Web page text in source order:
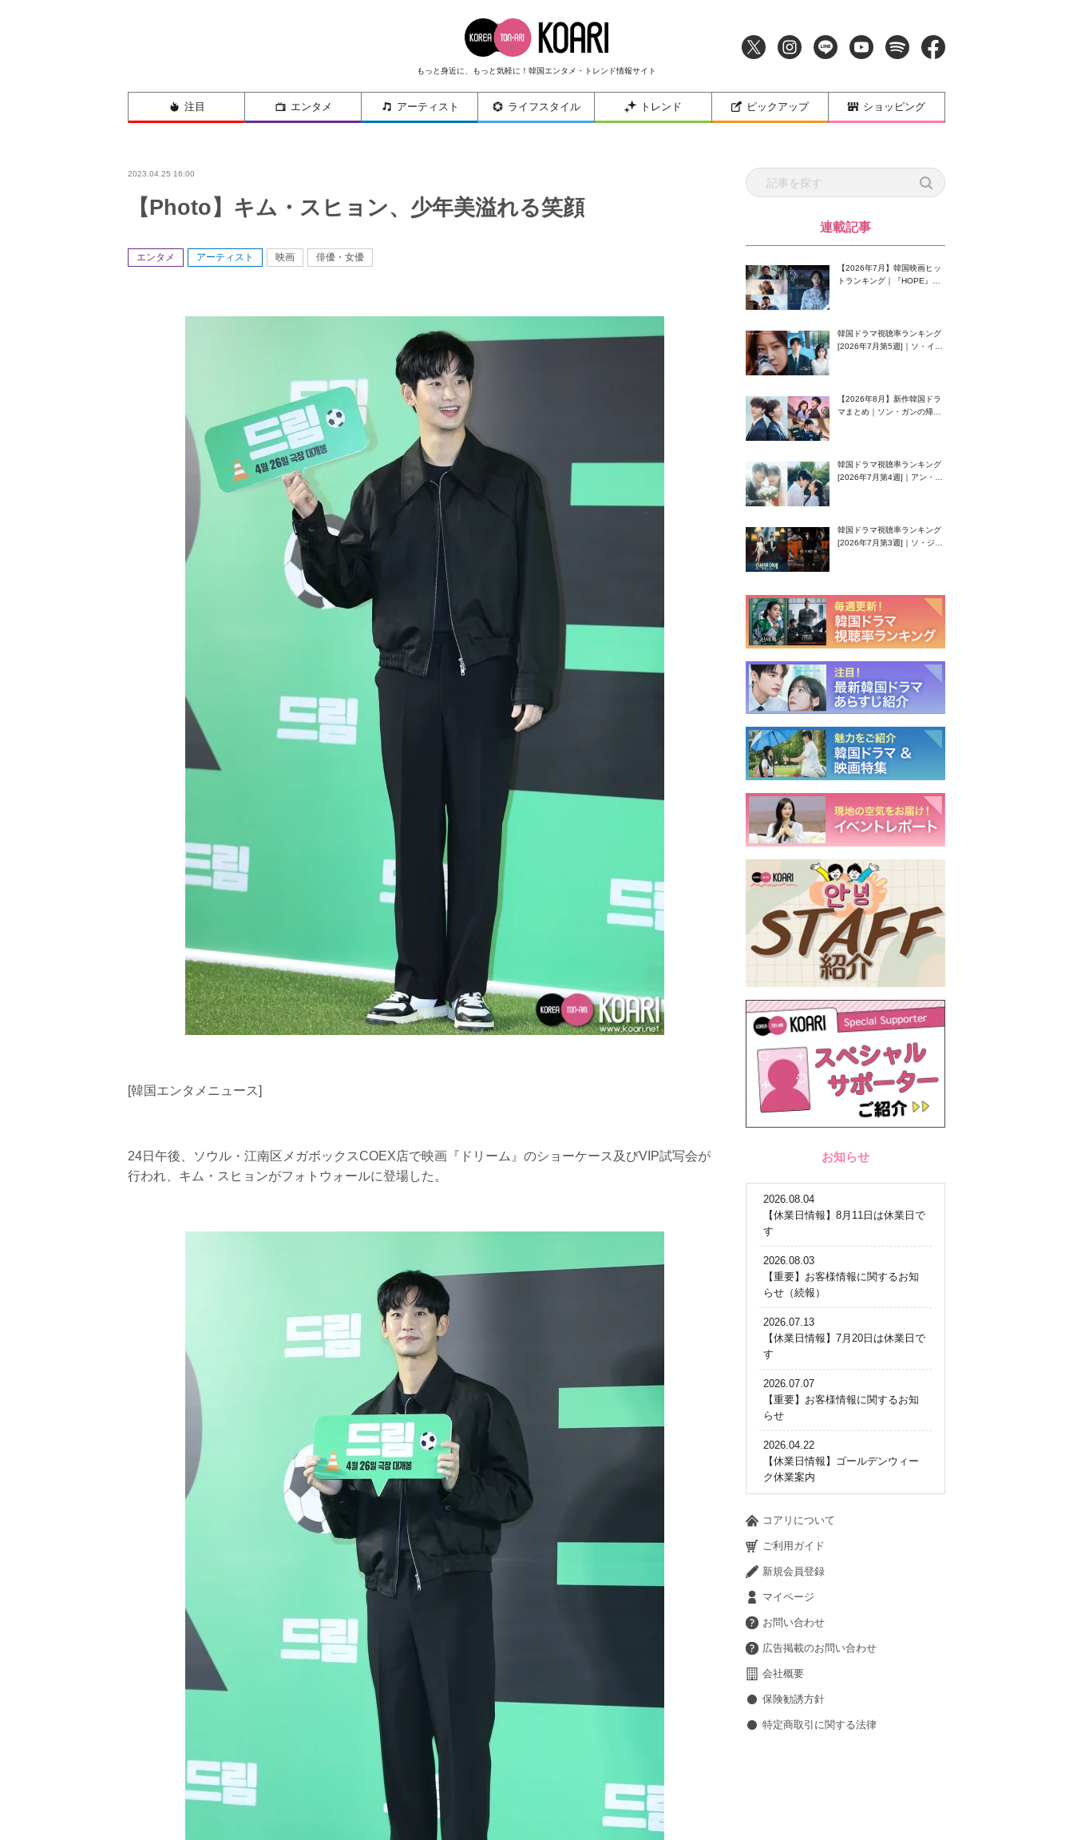
もっと身近に、もっと気軽に！韓国エンタメ・トレンド情報サイト
注目 エンタメ アーティスト ライフスタイル トレンド ピックアップ ショッピング
2023.04.25 16:00
【Photo】キム・スヒョン、少年美溢れる笑顔
エンタメ アーティスト 映画 俳優・女優
[韓国エンタメニュース]
24日午後、ソウル・江南区メガボックスCOEX店で映画『ドリーム』のショーケース及びVIP試写会が
行われ、キム・スヒョンがフォトウォールに登場した。
連載記事
【2026年7月】韓国映画ヒッ
トランキング｜『HOPE』が
韓国ドラマ視聴率ランキング
[2026年7月第5週]｜ソ・イン
【2026年8月】新作韓国ドラ
マまとめ｜ソン・ガンの帰
韓国ドラマ視聴率ランキング
[2026年7月第4週]｜アン・ヒ
韓国ドラマ視聴率ランキング
[2026年7月第3週]｜ソ・ジソ
お知らせ
2026.08.04
【休業日情報】8月11日は休業日で
す
2026.08.03
【重要】お客様情報に関するお知
らせ（続報）
2026.07.13
【休業日情報】7月20日は休業日で
す
2026.07.07
【重要】お客様情報に関するお知
らせ
2026.04.22
【休業日情報】ゴールデンウィー
ク休業案内
コアリについて
ご利用ガイド
新規会員登録
マイページ
お問い合わせ
広告掲載のお問い合わせ
会社概要
保険勧誘方針
特定商取引に関する法律